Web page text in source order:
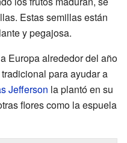
Estas semillas están
y pegajosa.
Europa alrededor del año
para ayudar a
Jefferson la plantó en su
flores como la espuela